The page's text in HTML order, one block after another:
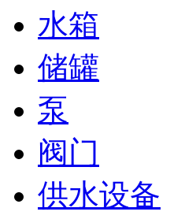
水箱
储罐
泵
阀门
供水设备